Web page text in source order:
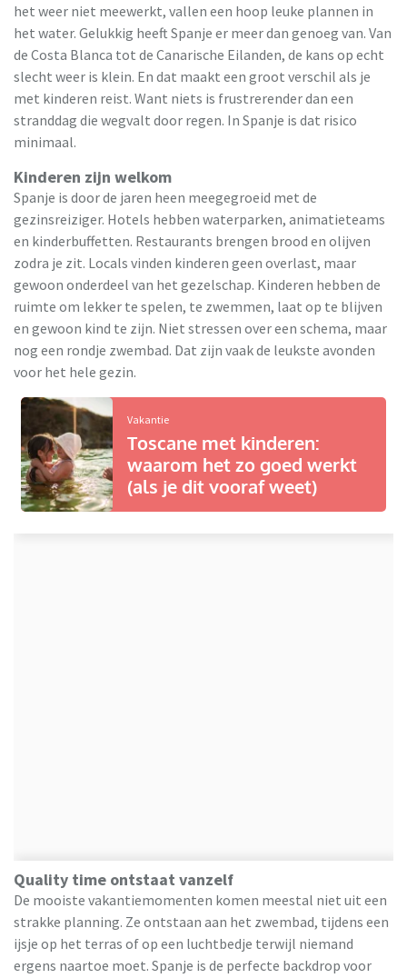
het weer niet meewerkt, vallen een hoop leuke plannen in
het water. Gelukkig heeft Spanje er meer dan genoeg van. Van
de Costa Blanca tot de Canarische Eilanden, de kans op echt
slecht weer is klein. En dat maakt een groot verschil als je
met kinderen reist. Want niets is frustrerender dan een
stranddag die wegvalt door regen. In Spanje is dat risico
minimaal.
Kinderen zijn welkom
Spanje is door de jaren heen meegegroeid met de
gezinsreiziger. Hotels hebben waterparken, animatieteams
en kinderbuffetten. Restaurants brengen brood en olijven
zodra je zit. Locals vinden kinderen geen overlast, maar
gewoon onderdeel van het gezelschap. Kinderen hebben de
ruimte om lekker te spelen, te zwemmen, laat op te blijven
en gewoon kind te zijn. Niet stressen over een schema, maar
nog een rondje zwembad. Dat zijn vaak de leukste avonden
voor het hele gezin.
Vakantie
Toscane met kinderen:
waarom het zo goed werkt
(als je dit vooraf weet)
Quality time ontstaat vanzelf
De mooiste vakantiemomenten komen meestal niet uit een
strakke planning. Ze ontstaan aan het zwembad, tijdens een
ijsje op het terras of op een luchtbedje terwijl niemand
ergens naartoe moet. Spanje is de perfecte backdrop voor